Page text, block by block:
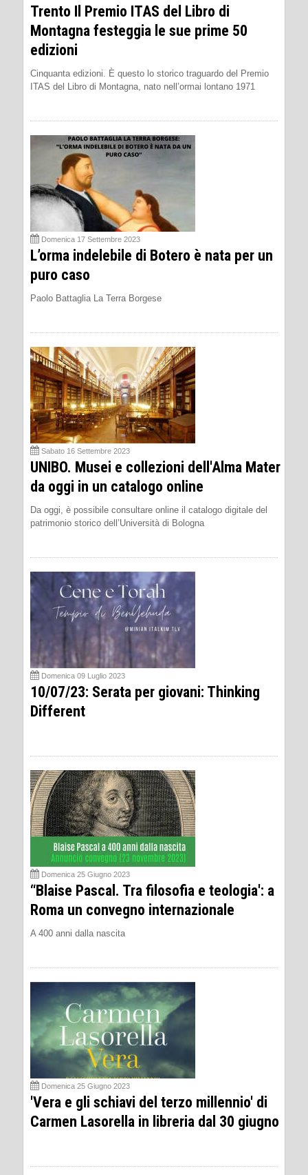
Trento Il Premio ITAS del Libro di
Montagna festeggia le sue prime 50
edizioni
Cinquanta edizioni. È questo lo storico traguardo del Premio
ITAS del Libro di Montagna, nato nell’ormai lontano 1971
Domenica 17 Settembre 2023
L’orma indelebile di Botero è nata per un
puro caso
Paolo Battaglia La Terra Borgese
Sabato 16 Settembre 2023
UNIBO. Musei e collezioni dell'Alma Mater
da oggi in un catalogo online
Da oggi, è possibile consultare online il catalogo digitale del
patrimonio storico dell’Università di Bologna
Domenica 09 Luglio 2023
10/07/23: Serata per giovani: Thinking
Different
Domenica 25 Giugno 2023
“Blaise Pascal. Tra filosofia e teologia': a
Roma un convegno internazionale
A 400 anni dalla nascita
Domenica 25 Giugno 2023
'Vera e gli schiavi del terzo millennio' di
Carmen Lasorella in libreria dal 30 giugno